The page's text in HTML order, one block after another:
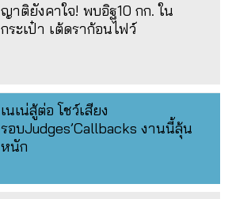
ญาติยังคาใจ! พบอิฐ10 กก. ใน
กระเป๋า เต้ดราก้อนไฟว์
เนเน่สู้ต่อ โชว์เสียง
รอบJudges’Callbacks งานนี้ลุ้น
หนัก